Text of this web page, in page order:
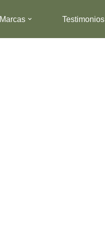
Marcas Testimonios